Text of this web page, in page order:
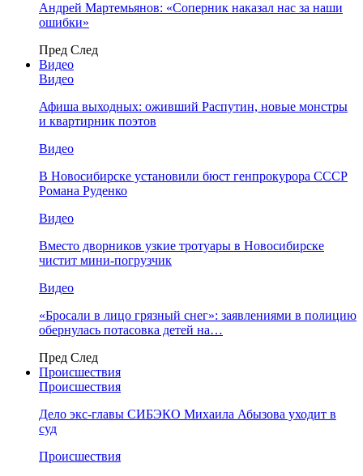
Андрей Мартемьянов: «Соперник наказал нас за наши
ошибки»
Пред След
Видео
Видео
Афиша выходных: оживший Распутин, новые монстры
и квартирник поэтов
Видео
В Новосибирске установили бюст генпрокурора СССР
Романа Руденко
Видео
Вместо дворников узкие тротуары в Новосибирске
чистит мини-погрузчик
Видео
«Бросали в лицо грязный снег»: заявлениями в полицию
обернулась потасовка детей на…
Пред След
Происшествия
Происшествия
Дело экс-главы СИБЭКО Михаила Абызова уходит в
суд
Происшествия